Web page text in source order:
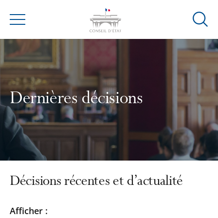
Menu
Ouvrir
Dernières décisions
Décisions récentes et d’actualité
Passer
Passer
Afficher :